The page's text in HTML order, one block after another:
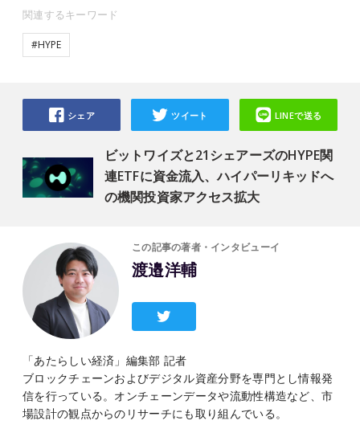
関連するキーワード
#HYPE
ビットワイズと21シェアーズのHYPE関
連ETFに資金流入、ハイパーリキッドへ
の機関投資家アクセス拡大
シェア ツイート LINEで送る
この記事の著者・インタビューイ
渡邉洋輔
「あたらしい経済」編集部 記者
ブロックチェーンおよびデジタル資産分野を専門とし情報発
信を行っている。オンチェーンデータや流動性構造など、市
場設計の観点からのリサーチにも取り組んでいる。